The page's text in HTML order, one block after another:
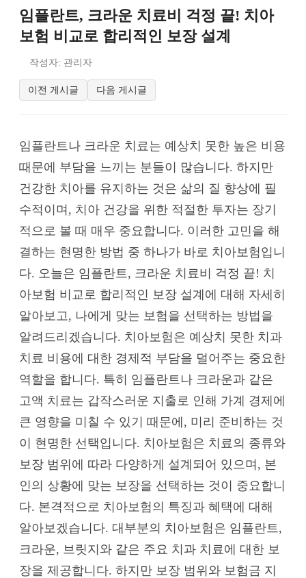
임플란트, 크라운 치료비 걱정 끝! 치아
보험 비교로 합리적인 보장 설계
작성자: 관리자
이전 게시글 다음 게시글
임플란트나 크라운 치료는 예상치 못한 높은 비용
때문에 부담을 느끼는 분들이 많습니다. 하지만
건강한 치아를 유지하는 것은 삶의 질 향상에 필
수적이며, 치아 건강을 위한 적절한 투자는 장기
적으로 볼 때 매우 중요합니다. 이러한 고민을 해
결하는 현명한 방법 중 하나가 바로 치아보험입니
다. 오늘은 임플란트, 크라운 치료비 걱정 끝! 치
아보험 비교로 합리적인 보장 설계에 대해 자세히
알아보고, 나에게 맞는 보험을 선택하는 방법을
알려드리겠습니다. 치아보험은 예상치 못한 치과
치료 비용에 대한 경제적 부담을 덜어주는 중요한
역할을 합니다. 특히 임플란트나 크라운과 같은
고액 치료는 갑작스러운 지출로 인해 가계 경제에
큰 영향을 미칠 수 있기 때문에, 미리 준비하는 것
이 현명한 선택입니다. 치아보험은 치료의 종류와
보장 범위에 따라 다양하게 설계되어 있으며, 본
인의 상황에 맞는 보장을 선택하는 것이 중요합니
다. 본격적으로 치아보험의 특징과 혜택에 대해
알아보겠습니다. 대부분의 치아보험은 임플란트,
크라운, 브릿지와 같은 주요 치과 치료에 대한 보
장을 제공합니다. 하지만 보장 범위와 보험금 지